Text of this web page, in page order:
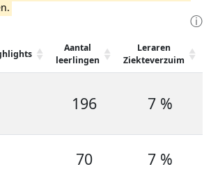
ⓘ
Aantal
leerlingen
Leraren
Ziekteverzuim
196 7 %
70 7 %